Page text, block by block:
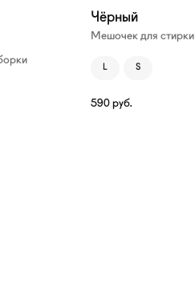
Чёрный
Мешочек для стирки
L S
590 руб.